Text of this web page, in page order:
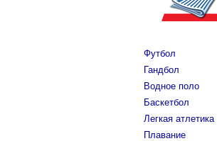
Футбол
Гандбол
Водное поло
Баскетбол
Легкая атлетика
Плавание